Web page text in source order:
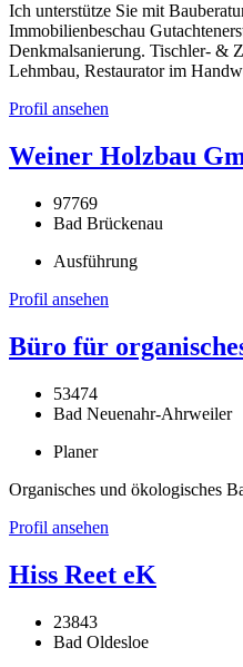
Ich unterstütze Sie mit
Immobilienbeschau
Denkmalsanierung. Tischler- &
Lehmbau, Restaurator im
Profil ansehen
Weiner Holzbau
97769
Bad Brückenau
Ausführung
Profil ansehen
Büro für
53474
Bad Neuenahr-Ahrweiler
Planer
Organisches und ökologisches
Profil ansehen
Hiss Reet eK
23843
Bad Oldesloe